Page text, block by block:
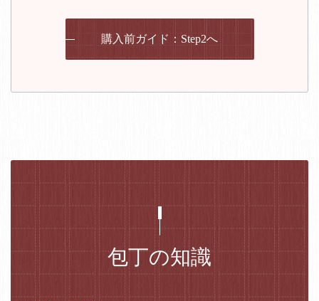
購入前ガイド：Step2へ
包丁の知識